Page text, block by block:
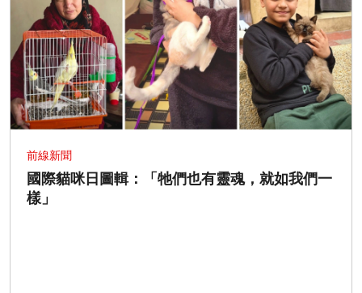
前線新聞
國際貓咪日圖輯：「牠們也有靈魂，就如我們一
樣」